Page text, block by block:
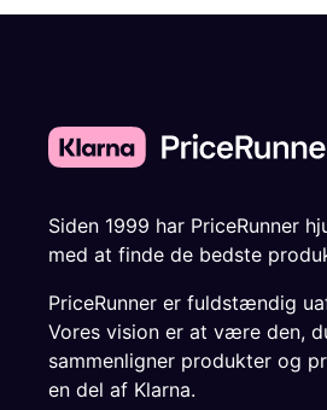
Siden 1999 har PriceRunner
med at finde de bedste
PriceRunner er fuldstændig
Vores vision er at være den,
sammenligner produkter og
en del af Klarna.